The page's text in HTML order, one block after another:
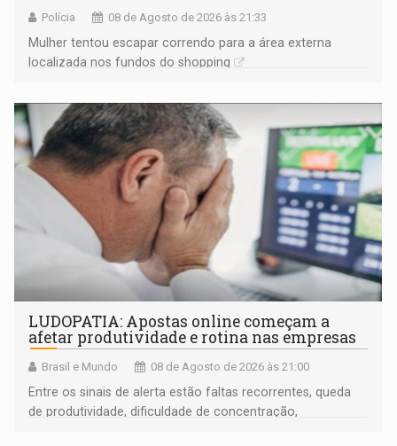
Polícia 08 de Agosto de 2026 às 21:33
Mulher tentou escapar correndo para a área externa
localizada nos fundos do shopping
LUDOPATIA: Apostas online começam a
afetar produtividade e rotina nas empresas
Brasil e Mundo 08 de Agosto de 2026 às 21:00
Entre os sinais de alerta estão faltas recorrentes, queda
de produtividade, dificuldade de concentração,